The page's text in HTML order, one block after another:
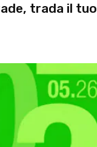
trada il tuo